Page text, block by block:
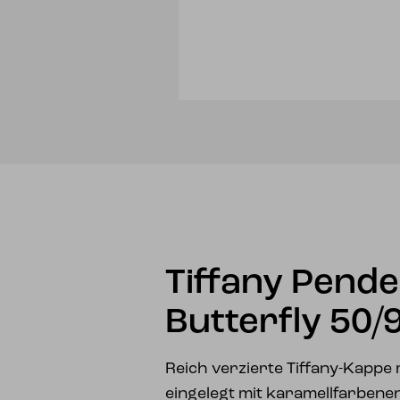
Tiffany
Butterfly 50/
Reich verzierte Tiffany-
eingelegt mit